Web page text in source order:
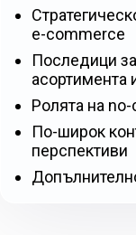
e-commerce
Последици
асортимента
Ролята на
По-широк
перспективи